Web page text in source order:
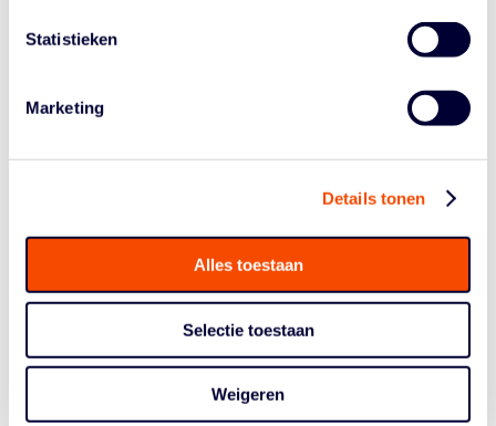
Statistieken
Marketing
Details tonen
Alles toestaan
Selectie toestaan
Weigeren
is als je je als speler wilt meten met het Europese
topniveau. Het is spijtig dat we afscheid moeten nemen
afgelopen twee jaar. We gaan op zoek naar een goede
kan uitbouwen.”